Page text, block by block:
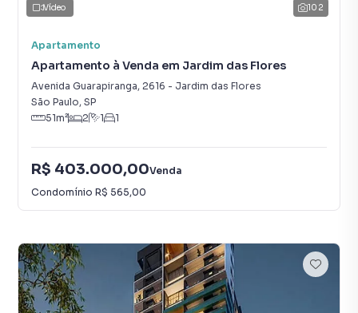
102
Vídeo
Apartamento
Apartamento à Venda em Jardim das Flores
Avenida Guarapiranga, 2616 - Jardim das Flores
São Paulo, SP
51m² 2 1 1
R$ 403.000,00Venda
Condomínio R$ 565,00